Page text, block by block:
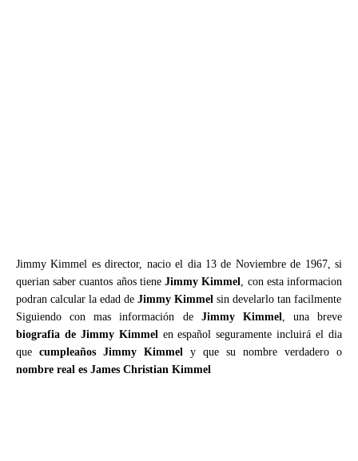
Jimmy Kimmel es director, nacio el dia 13 de Noviembre de 1967, si
querian saber cuantos años tieneJimmy Kimmel, con esta informacion
podran calcular la edad de Jimmy Kimmel sin develarlo tan facilmente
Siguiendo con mas información de Jimmy Kimmel, una breve
biografia de Jimmy Kimmelen español seguramente incluirá el dia
que cumpleaños Jimmy Kimmel y que su nombre verdadero o
nombre real es James Christian Kimmel